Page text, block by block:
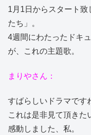
1月1日からスタート
たち」。
4週間にわたったドキ
が、これの主題歌。
まりやさん：
すばらしいドラマです
これは是非見て頂きた
感動しました、私。